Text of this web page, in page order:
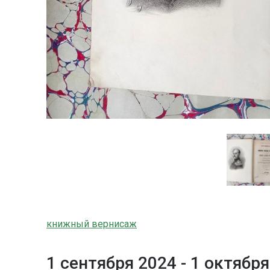
книжный вернисаж
1 сентября 2024 - 1